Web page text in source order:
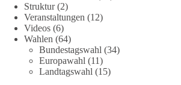
Unabhängig davon, welche politischen oder
Ursachen diese Krise im Einzelnen hatte,
Wenn Migration als Druckmittel eingesetzt
Schleusernetzwerken ausgenutzt werden
Ende immer die Menschen.
🟩🟩🟦🟦🟥🟥🟧🟧
Struktur(2)
Veranstaltungen (12)
Videos (6)
Wahlen (64)
Bundestagswahl (34)
Europawahl (11)
Landtagswahl (15)